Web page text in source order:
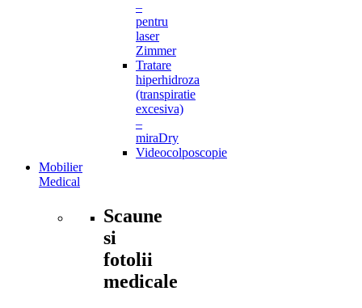
–
pentru
laser
Zimmer
Tratare
hiperhidroza
(transpiratie
excesiva)
–
miraDry
Videocolposcopie
Mobilier
Medical
Scaune
si
fotolii
medicale